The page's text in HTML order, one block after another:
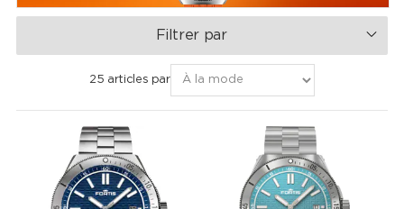
Filtrer par
25 articles par